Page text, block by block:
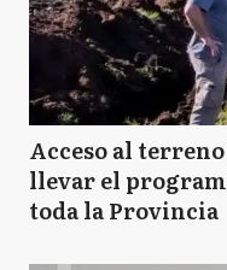
Acceso al
llevar el
toda la Provincia